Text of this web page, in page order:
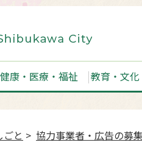
健康・医療・福祉 教育・文
と > 協力事業者・広告の募集